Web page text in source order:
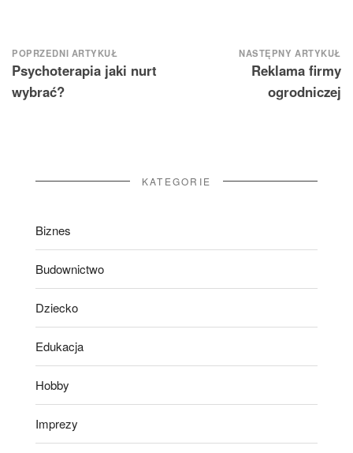
Nawigacja
wpisu
POPRZEDNI ARTYKUŁ
Psychoterapia jaki nurt
wybrać?
NASTĘPNY ARTYKUŁ
Reklama firmy
ogrodniczej
KATEGORIE
Biznes
Budownictwo
Dziecko
Edukacja
Hobby
Imprezy